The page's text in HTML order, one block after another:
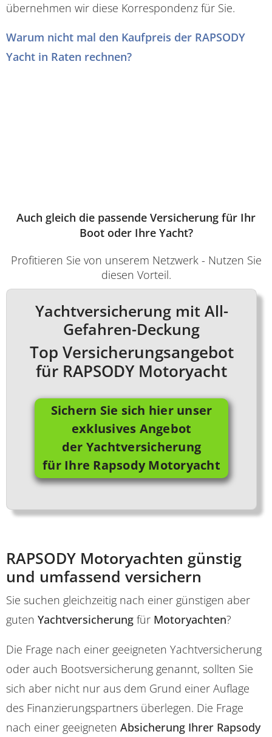
übernehmen wir diese Korrespondenz für Sie.
Warum nicht mal den Kaufpreis der RAPSODY
Yacht in Raten rechnen?
Auch gleich die passende Versicherung für Ihr
Boot oder Ihre Yacht?
Profitieren Sie von unserem Netzwerk - Nutzen Sie
diesen Vorteil.
Yachtversicherung mit All-
Gefahren-Deckung
Top Versicherungsangebot
für RAPSODY Motoryacht
Sichern Sie sich hier unser
exklusives Angebot
der Yachtversicherung
für Ihre Rapsody Motoryacht
RAPSODY Motoryachten günstig
und umfassend versichern
Sie suchen gleichzeitig nach einer günstigen aber
guten Yachtversicherung für Motoryachten?
Die Frage nach einer geeigneten Yachtversicherung
oder auch Bootsversicherung genannt, sollten Sie
sich aber nicht nur aus dem Grund einer Auflage
des Finanzierungspartners überlegen. Die Frage
nach einer geeigneten Absicherung Ihrer Rapsody